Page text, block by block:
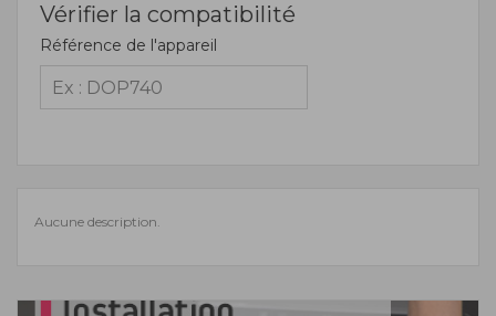
Vérifier la compatibilité
Référence de l'appareil
Aucune description.